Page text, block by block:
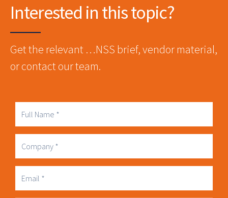
Interested in this topic?
Get the relevant …NSS brief, vendor material,
or contact our team.
Full
Name
Company
Business
Email